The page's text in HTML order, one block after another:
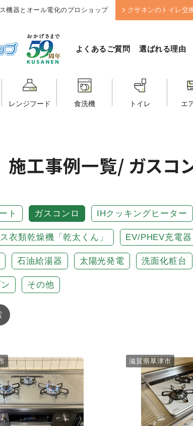
機器とオール電化のプロショップ クサネンのトイレ交
よくあるご質問 選ばれる理由
レンジフード 食洗機 トイレ エ
施工事例一覧/ ガスコ
ト ガスコンロ IHクッキングヒーター
衣類乾燥機「乾太くん」 EV/PHEV充電器
石油給湯器 太陽光発電 洗面化粧台
その他
滋賀県草津市